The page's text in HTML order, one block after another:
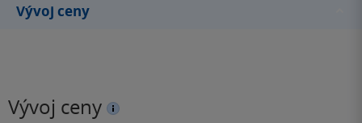
Vývoj ceny
Vývoj ceny